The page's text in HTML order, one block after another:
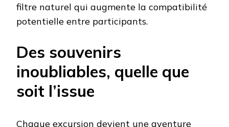
filtre naturel qui augmente la compatibilité
potentielle entre participants.
Des souvenirs
inoubliables, quelle que
soit l’issue
Chaque excursion devient une aventure